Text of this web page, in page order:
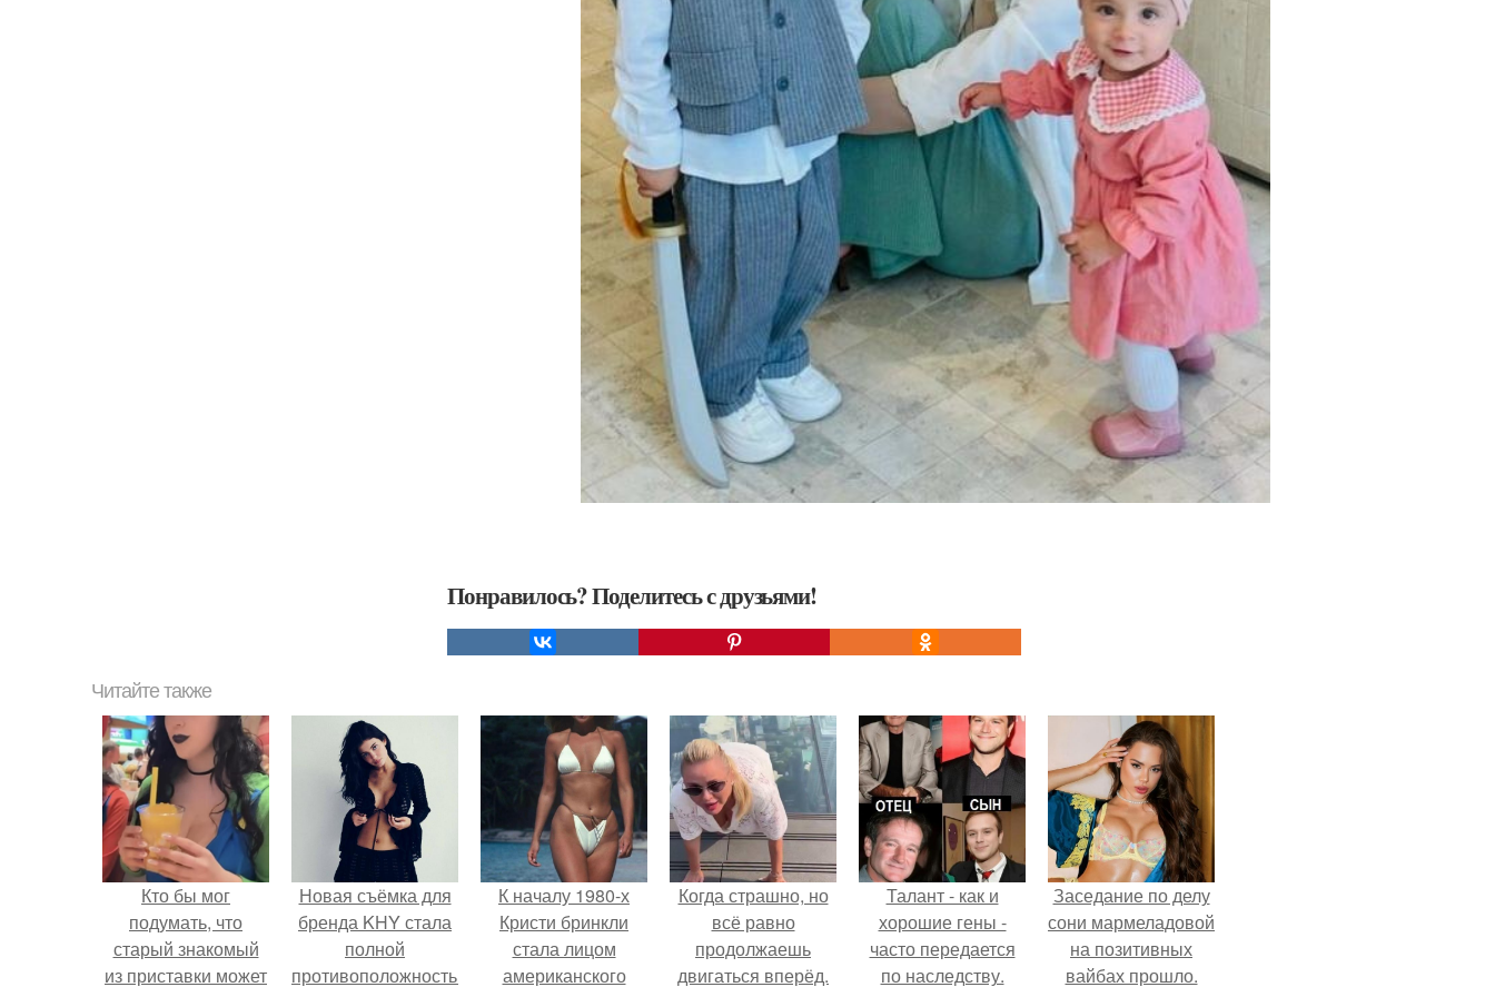
Понравилось? Поделитесь с друзьями!
Читайте также
Кто бы мог
подумать, что
старый знакомый
из приставки может
Новая съёмка для
бренда KHY стала
полной
противоположностью
К началу 1980-х
Кристи бринкли
стала лицом
американского
Когда страшно, но
всё равно
продолжаешь
двигаться вперёд.
Талант - как и
хорошие гены -
часто передается
по наследству.
Заседание по делу
сони мармеладовой
на позитивных
вайбах прошло.